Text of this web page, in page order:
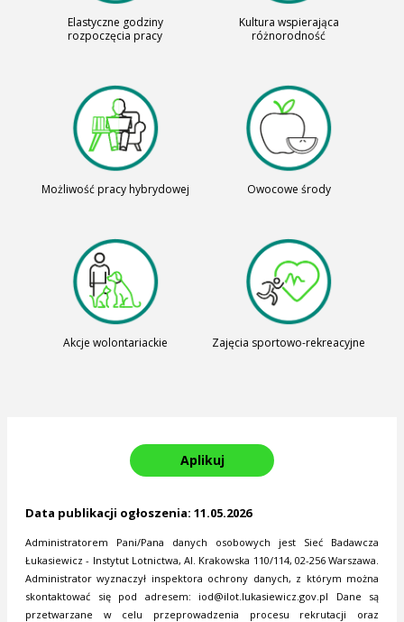
Elastyczne godziny
rozpoczęcia pracy
Kultura wspierająca
różnorodność
Możliwość pracy hybrydowej Owocowe środy
Akcje wolontariackie Zajęcia sportowo-rekreacyjne
Aplikuj
Data publikacji ogłoszenia: 11.05.2026
Administratorem Pani/Pana danych osobowych jest Sieć Badawcza
Łukasiewicz - Instytut Lotnictwa, Al. Krakowska 110/114, 02-256 Warszawa.
Administrator wyznaczył inspektora ochrony danych, z którym można
skontaktować się pod adresem: iod@ilot.lukasiewicz.gov.pl Dane są
przetwarzane w celu przeprowadzenia procesu rekrutacji oraz